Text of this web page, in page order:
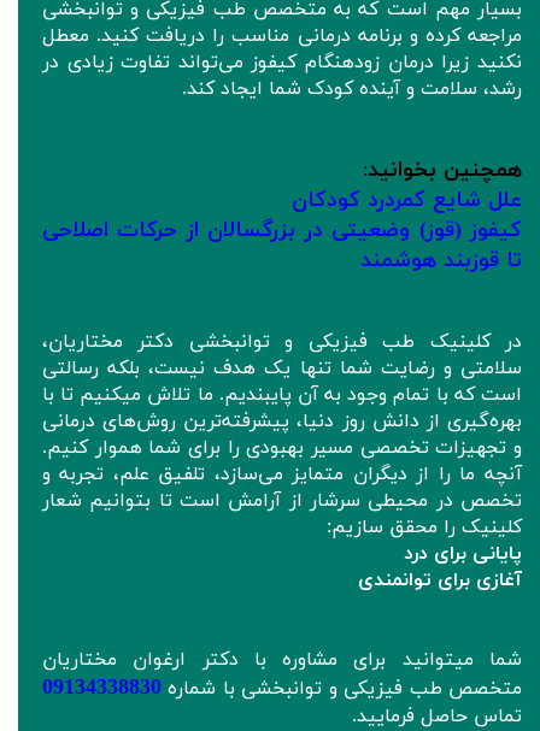
بسیار مهم است که به متخصص طب فیزیکی و توانبخشی
مراجعه کرده و برنامه درمانی مناسب را دریافت کنید. معطل
نکنید زیرا درمان زودهنگام کیفوز می‌تواند تفاوت زیادی در
رشد، سلامت و آینده کودک شما ایجاد کند.
همچنین بخوانید:
علل شایع کمردرد کودکان
کیفوز (قوز) وضعیتی در بزرگسالان از حرکات اصلاحی
تا قوزبند هوشمند
در کلینیک طب فیزیکی و توانبخشی دکتر مختاریان،
سلامتی و رضایت شما تنها یک هدف نیست، بلکه رسالتی
است که با تمام وجود به آن پایبندیم. ما تلاش میکنیم تا با
بهره‌گیری از دانش روز دنیا، پیشرفته‌ترین روش‌های درمانی
و تجهیزات تخصصی مسیر بهبودی را برای شما هموار کنیم.
آنچه ما را از دیگران متمایز می‌سازد، تلفیق علم، تجربه و
تخصص در محیطی سرشار از آرامش است تا بتوانیم شعار
کلینیک را محقق سازیم:
پایانی برای درد
آغازی برای توانمندی
شما میتوانید برای مشاوره با دکتر ارغوان مختاریان
متخصص طب فیزیکی و توانبخشی با شماره 09134338830
تماس حاصل فرمایید.